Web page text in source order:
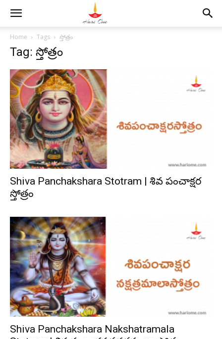
Home Tags స్తోత్రం
Tag: స్తోత్రం
Shiva Panchakshara Stotram | శివ పంచాక్షర
స్తోత్రం
Shiva Panchakshara Nakshatramala